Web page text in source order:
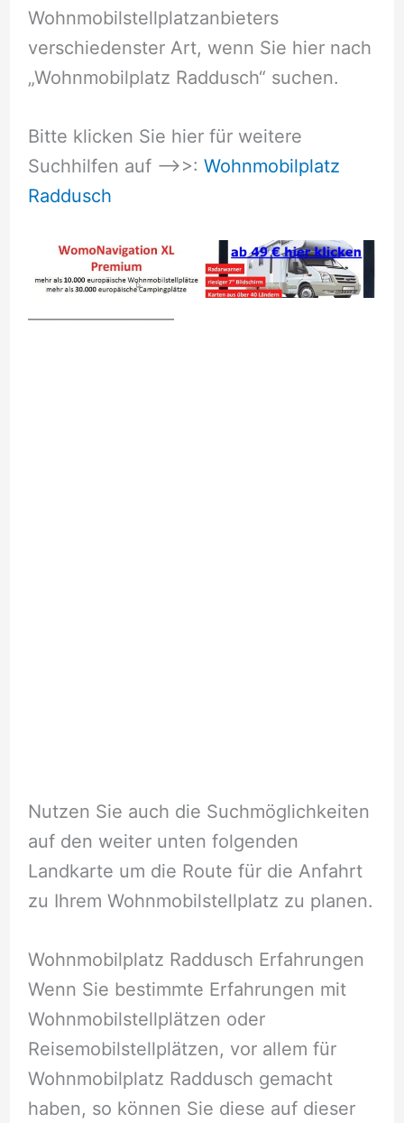
Wohnmobilstellplatzanbieters
verschiedenster Art, wenn Sie hier nach
„Wohnmobilplatz Raddusch“ suchen.
Bitte klicken Sie hier für weitere
Suchhilfen auf –>>: Wohnmobilplatz
Raddusch
Nutzen Sie auch die Suchmöglichkeiten
auf den weiter unten folgenden
Landkarte um die Route für die Anfahrt
zu Ihrem Wohnmobilstellplatz zu planen.
Wohnmobilplatz Raddusch Erfahrungen
Wenn Sie bestimmte Erfahrungen mit
Wohnmobilstellplätzen oder
Reisemobilstellplätzen, vor allem für
Wohnmobilplatz Raddusch gemacht
haben, so können Sie diese auf dieser